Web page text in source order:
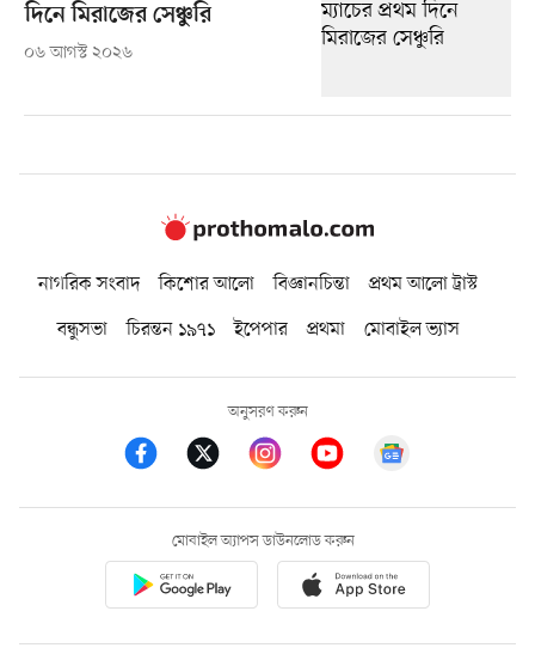
দিনে মিরাজের সেঞ্চুরি
০৬ আগস্ট ২০২৬
নাগরিক সংবাদ কিশোর আলো বিজ্ঞানচিন্তা
প্রথম আলো ট্রাস্ট
বন্ধুসভা
চিরন্তন ১৯৭১ ইপেপার প্রথমা মোবাইল ভ্যাস
অনুসরণ করুন
মোবাইল অ্যাপস ডাউনলোড করুন